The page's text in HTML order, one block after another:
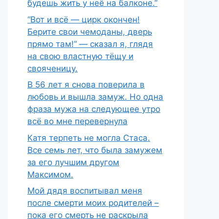
будешь жить у неё на балконе.”
“Вот и всё — цирк окончен!
Берите свои чемоданы, дверь
прямо там!” — сказал я, глядя
на свою властную тёщу и
свояченицу.
В 56 лет я снова поверила в
любовь и вышла замуж. Но одна
фраза мужа на следующее утро
всё во мне перевернула
Катя терпеть не могла Стаса.
Все семь лет, что была замужем
за его лучшим другом
Максимом.
Мой дядя воспитывал меня
после смерти моих родителей –
пока его смерть не раскрыла